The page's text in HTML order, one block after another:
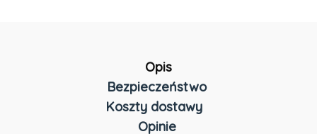
Opis
Bezpieczeństwo
Koszty dostawy
Opinie